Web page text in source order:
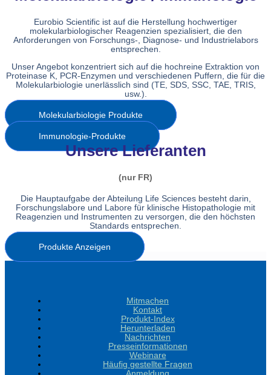
Eurobio Scientific ist auf die Herstellung hochwertiger
molekularbiologischer Reagenzien spezialisiert, die den
Anforderungen von Forschungs-, Diagnose- und Industrielabors
entsprechen.
Unser Angebot konzentriert sich auf die hochreine Extraktion von
Proteinase K, PCR-Enzymen und verschiedenen Puffern, die für die
Molekularbiologie unerlässlich sind (TE, SDS, SSC, TAE, TRIS,
usw.).
Molekularbiologie Produkte
Immunologie-Produkte
Unsere Lieferanten
(nur FR)
Die Hauptaufgabe der Abteilung Life Sciences besteht darin,
Forschungslabore und Labore für klinische Histopathologie mit
Reagenzien und Instrumenten zu versorgen, die den höchsten
Standards entsprechen.
Produkte Anzeigen
Mitmachen
Kontakt
Produkt-Index
Herunterladen
Nachrichten
Presseinformationen
Webinare
Häufig gestellte Fragen